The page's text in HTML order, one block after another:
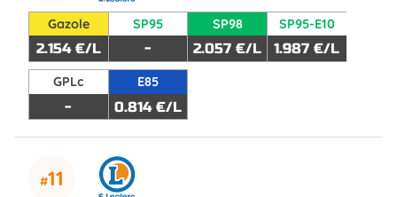
Gazole
2.154 €/L
SP95
-
SP98
2.057 €/L
SP95-E10
1.987 €/L
GPLc
-
E85
0.814 €/L
11